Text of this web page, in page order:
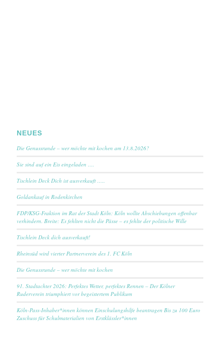
NEUES
Die Genussrunde – wer möchte mit kochen am 13.8.2026?
Sie sind auf ein Eis eingeladen ….
Tischlein Deck Dich ist ausverkauft …..
Goldankauf in Rodenkirchen
FDP/KSG-Fraktion im Rat der Stadt Köln: Köln wollte Abschiebungen offenbar
verhindern. Breite: Es fehlten nicht die Pässe – es fehlte der politische Wille
Tischlein Deck dich ausverkauft!
Rheinsüd wird vierter Partnerverein des 1. FC Köln
Die Genussrunde – wer möchte mit kochen
91. Stadtachter 2026: Perfektes Wetter, perfektes Rennen – Der Kölner
Ruderverein triumphiert vor begeistertem Publikum
Köln-Pass-Inhaber*innen können Einschulungshilfe beantragen Bis zu 100 Euro
Zuschuss für Schulmaterialien von Erstklässler*innen